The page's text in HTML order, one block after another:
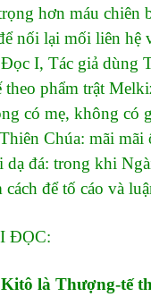
hơn máu chiên
nối lại mối liên
Tác giả dùng
phẩm trật
có mẹ, không có
Chúa: mãi
dạ đá: trong khi
để tố cáo và
ĐỌC:
là Thượng-tế